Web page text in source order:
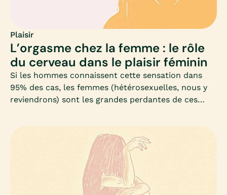
accompagne les femmes qui souhaitent découvrir
ou redécouvrir la masturbation, ses bienfaits, loin
de toutes contraintes et préjugés. Enjoy !
Plaisir
L’orgasme chez la femme : le rôle
du cerveau dans le plaisir féminin
Si les hommes connaissent cette sensation dans
95% des cas, les femmes (hétérosexuelles, nous y
reviendrons) sont les grandes perdantes de ces
l’orgasme ? Longtemps considéré comme une
énigme, l’orgasme féminin vous ouvre pourtant ses
portes : n’ayez crainte, il ne mord pas.